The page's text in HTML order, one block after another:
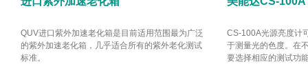
QUV进口紫外加速老化箱是目前适用范围最为广泛
的紫外加速老化箱，几乎适合所有的紫外老化测试
标准。
CS-100A光源亮度计
于测量光的色度。在
要选择相应的测试功